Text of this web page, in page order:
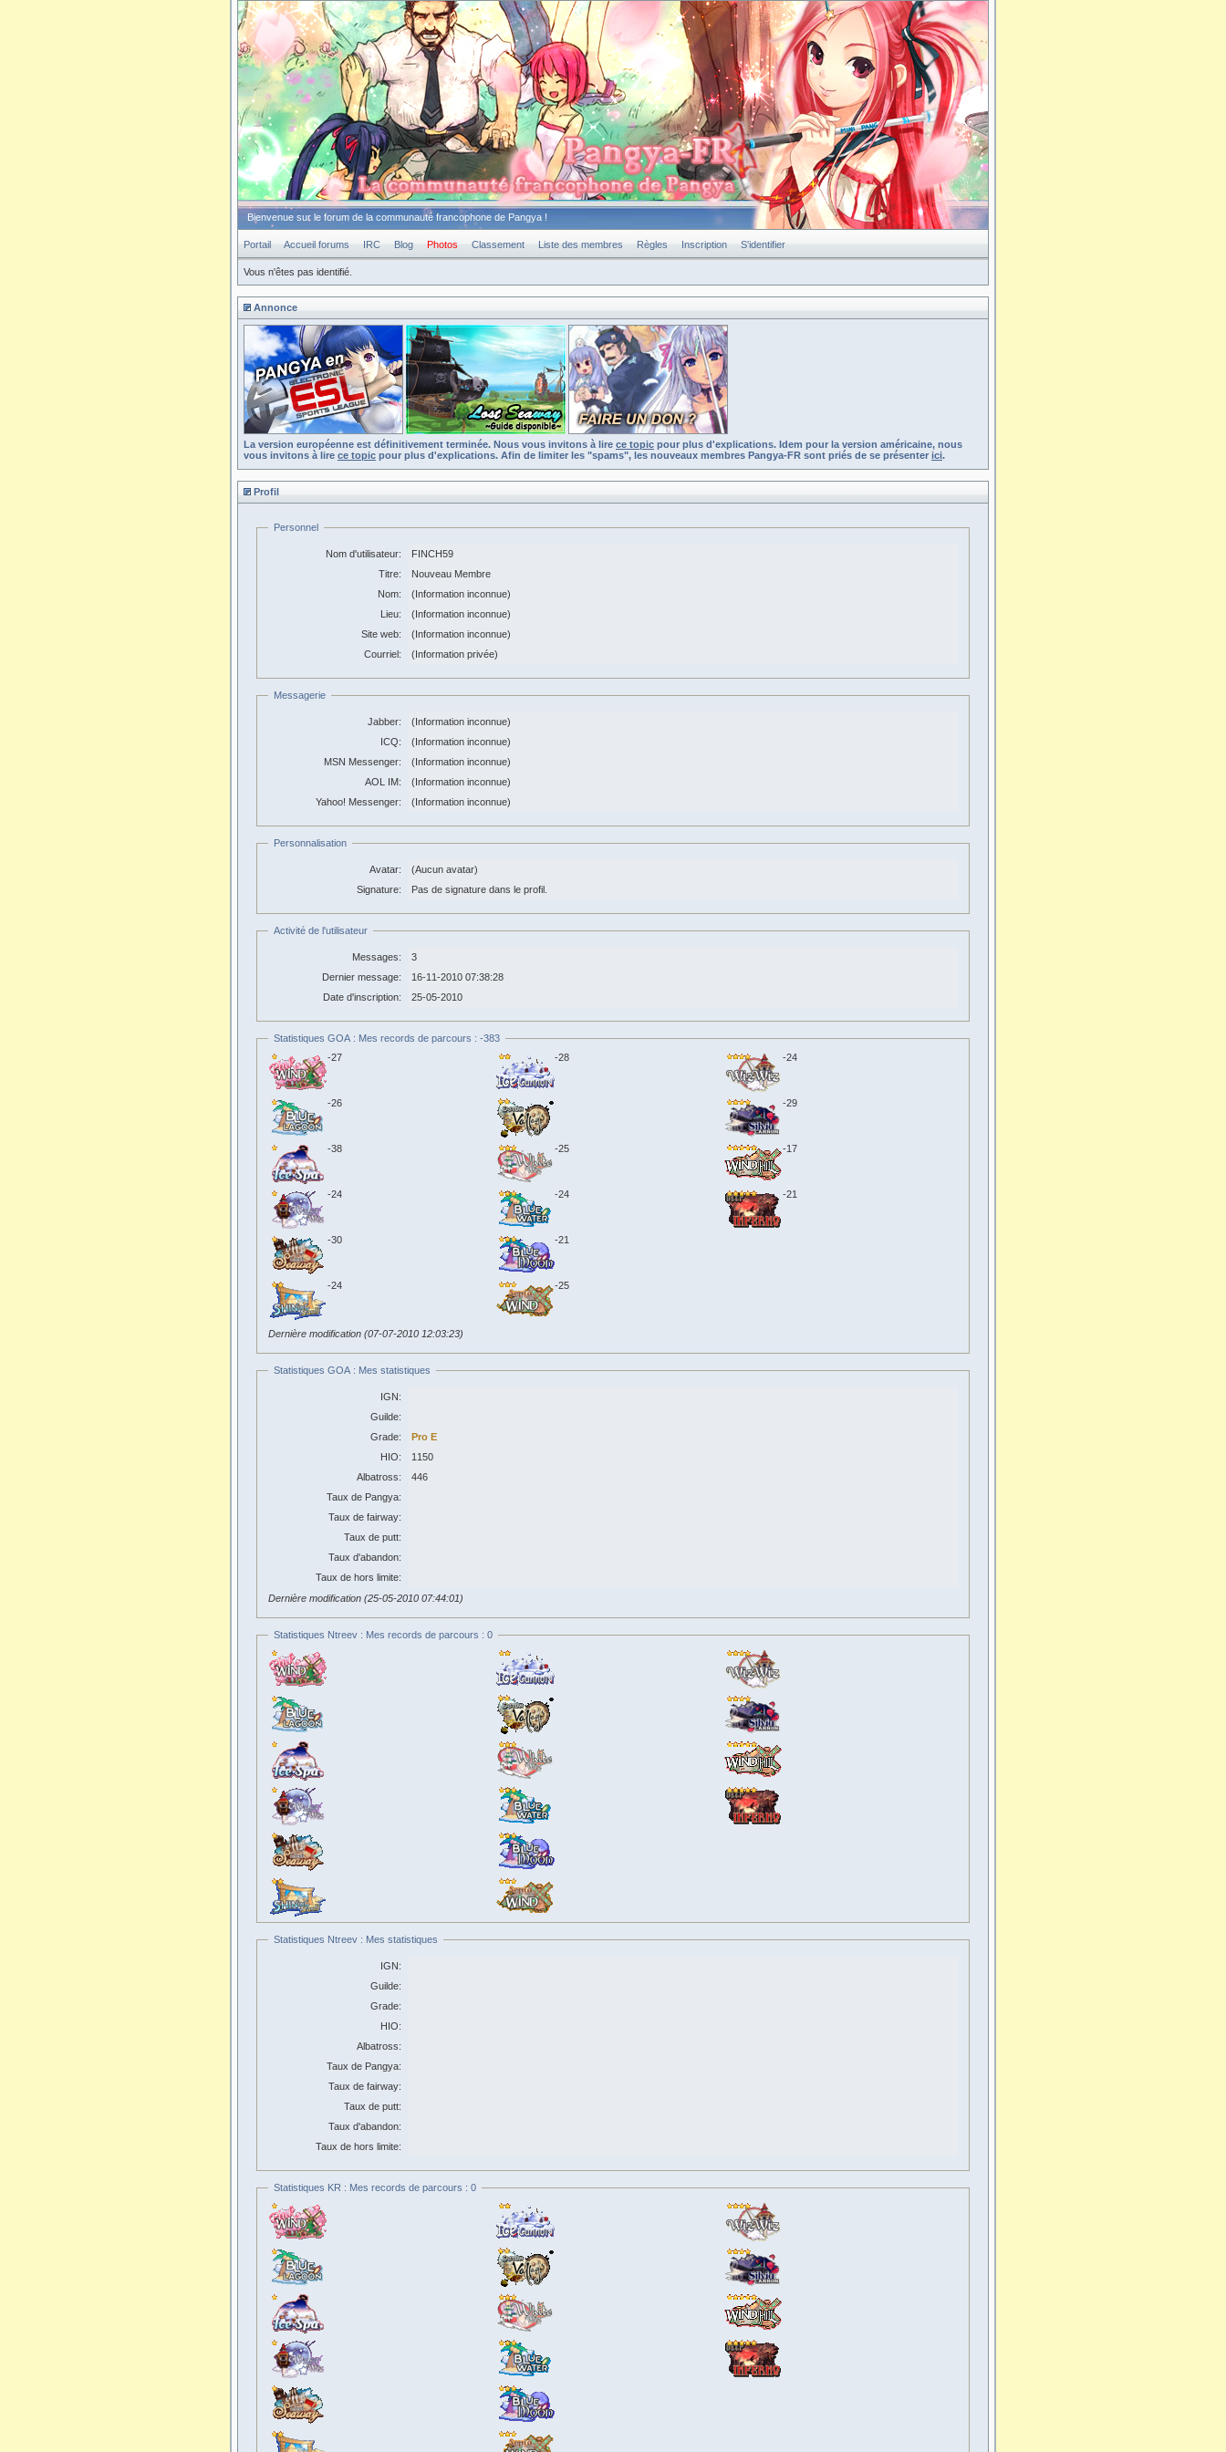
Bienvenue sur le forum de la communauté francophone de Pangya !
Portail Accueil forums IRC Blog Photos Classement Liste des membres Règles Inscription S'identifier
Vous n'êtes pas identifié.
Annonce
La version européenne est définitivement terminée. Nous vous invitons à lire ce topic pour plus d'explications. Idem pour la version américaine, nous
vous invitons à lire ce topic pour plus d'explications. Afin de limiter les "spams", les nouveaux membres Pangya-FR sont priés de se présenter ici.
Profil
Personnel
Nom d'utilisateur:
FINCH59
Titre:
Nouveau Membre
Nom:
(Information inconnue)
Lieu:
(Information inconnue)
Site web:
(Information inconnue)
Courriel:
(Information privée)
Messagerie
Jabber:
(Information inconnue)
ICQ:
(Information inconnue)
MSN Messenger:
(Information inconnue)
AOL IM:
(Information inconnue)
Yahoo! Messenger:
(Information inconnue)
Personnalisation
Avatar:
(Aucun avatar)
Signature:
Pas de signature dans le profil.
Activité de l'utilisateur
Messages:
3
Dernier message:
16-11-2010 07:38:28
Date d'inscription:
25-05-2010
Statistiques GOA : Mes records de parcours : -383
-27
-26
-38
-24
-30
-24
-28
-25
-24
-21
-25
-24
-29
-17
-21
Dernière modification (07-07-2010 12:03:23)
Statistiques GOA : Mes statistiques
IGN:
Guilde:
Grade:
Pro E
HIO:
1150
Albatross:
446
Taux de Pangya:
Taux de fairway:
Taux de putt:
Taux d'abandon:
Taux de hors limite:
Dernière modification (25-05-2010 07:44:01)
Statistiques Ntreev : Mes records de parcours : 0
Statistiques Ntreev : Mes statistiques
IGN:
Guilde:
Grade:
HIO:
Albatross:
Taux de Pangya:
Taux de fairway:
Taux de putt:
Taux d'abandon:
Taux de hors limite:
Statistiques KR : Mes records de parcours : 0